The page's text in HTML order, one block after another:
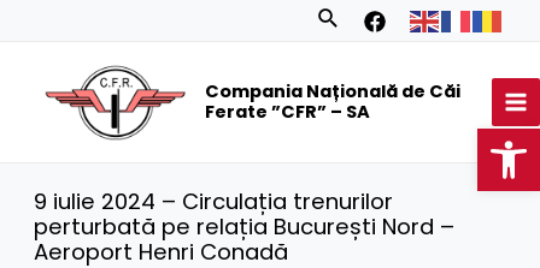
Search
Compania Națională de Căi
Ferate ”CFR” – SA
9 iulie 2024 – Circulația trenurilor
perturbată pe relația București Nord –
Aeroport Henri Conadă